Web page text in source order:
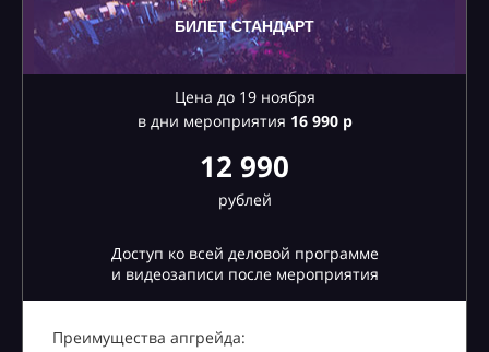
БИЛЕТ СТАНДАРТ
Цена до 19 ноября
в дни мероприятия 16990 р
12 990
рублей
Доступ ко всей деловой программе
и видеозаписи после мероприятия
Преимущества апгрейда: